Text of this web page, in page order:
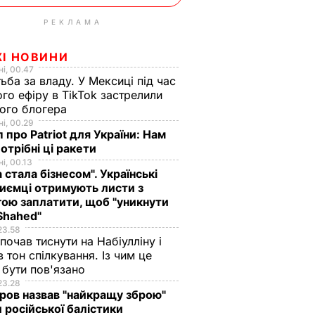
РЕКЛАМА
НОВИНИ
00.47
за владу. У Мексиці під час
ефіру в TikTok застрелили
блогера
00.29
про Patriot для України: Нам
ці ракети
00.13
стала бізнесом". Українські
отримують листи з
заплатити, щоб "уникнути
тиснути на Набіулліну і
тон спілкування. Із чим це
пов'язано
назвав "найкращу зброю"
балістики